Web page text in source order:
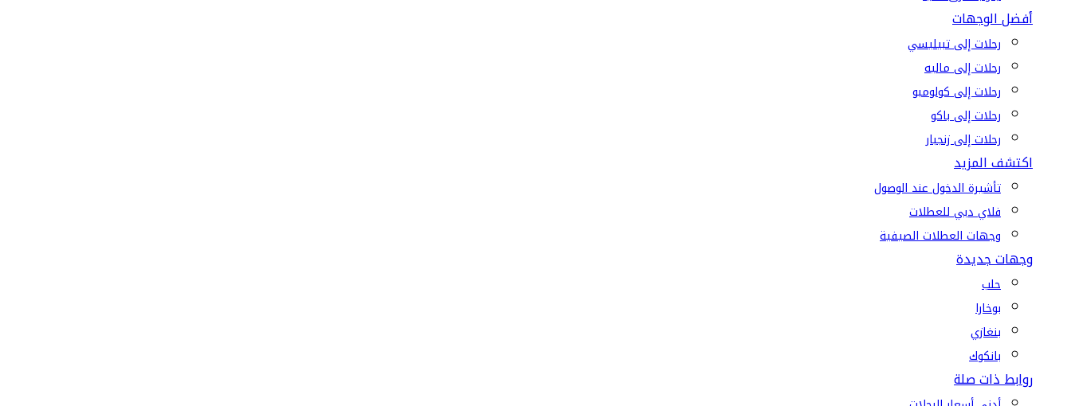
أفضل الوجهات
رحلات إلى تبيليسي
رحلات إلى ماليه
رحلات إلى كولومبو
رحلات إلى باكو
رحلات إلى زنجبار
اكتشف المزيد
تأشيرة الدخول عند الوصول
فلاي دبي للعطلات
وجهات العطلات الصيفية
وجهات جديدة
حلب
بوخارا
بنغازي
بانكوك
روابط ذات صلة